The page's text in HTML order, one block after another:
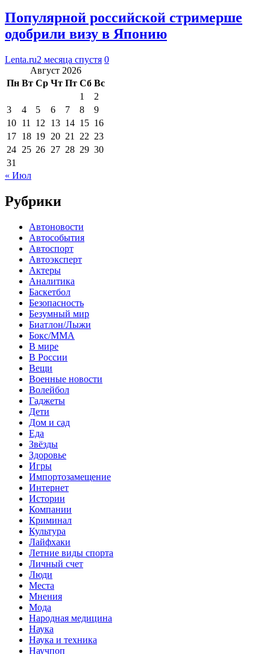
Популярной российской стримерше
одобрили визу в Японию
Lenta.ru2 месяца спустя 0
Август 2026
Пн Вт Ср Чт Пт Сб Вс
1
2
3
4 5 6 7 8
9
10 11 12 13 14 15 16
17 18 19 20 21 22 23
24 25 26 27 28 29 30
31
« Июл
Рубрики
Автоновости
Автособытия
Автоспорт
Автоэксперт
Актеры
Аналитика
Баскетбол
Безопасность
Безумный мир
Биатлон/Лыжи
Бокс/MMA
В мире
В России
Вещи
Военные новости
Волейбол
Гаджеты
Дети
Дом и сад
Еда
Звёзды
Здоровье
Игры
Импортозамещение
Интернет
Истории
Компании
Криминал
Культура
Лайфхаки
Летние виды спорта
Личный счет
Люди
Места
Мнения
Мода
Народная медицина
Наука
Наука и техника
Научпоп